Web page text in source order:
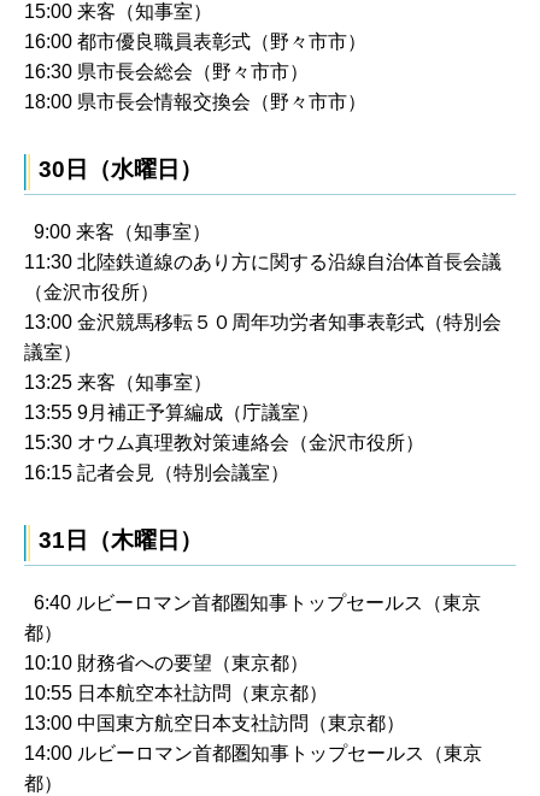
15:00 来客（知事室）
16:00 都市優良職員表彰式（野々市市）
16:30 県市長会総会（野々市市）
18:00 県市長会情報交換会（野々市市）
30日（水曜日）
9:00 来客（知事室）
11:30 北陸鉄道線のあり方に関する沿線自治体首長会議
（金沢市役所）
13:00 金沢競馬移転５０周年功労者知事表彰式（特別会
議室）
13:25 来客（知事室）
13:55 9月補正予算編成（庁議室）
15:30 オウム真理教対策連絡会（金沢市役所）
16:15 記者会見（特別会議室）
31日（木曜日）
6:40 ルビーロマン首都圏知事トップセールス（東京
都）
10:10 財務省への要望（東京都）
10:55 日本航空本社訪問（東京都）
13:00 中国東方航空日本支社訪問（東京都）
14:00 ルビーロマン首都圏知事トップセールス（東京
都）